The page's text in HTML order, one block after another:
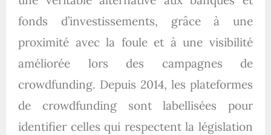
fonds d’investissements, grâce à une
proximité avec la foule et à une visibilité
améliorée lors des campagnes de
crowdfunding. Depuis 2014, les plateformes
de crowdfunding sont labellisées pour
identifier celles qui respectent la législation